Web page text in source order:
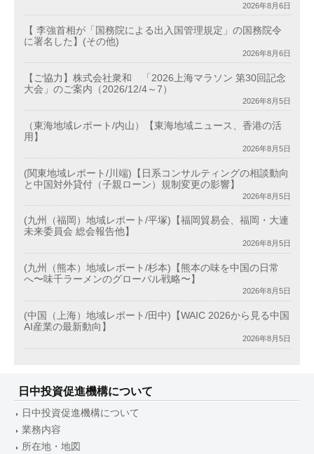
2026年8月6日
【 李強首相が「国務院による出入国管理規定」の国務院令
に署名した】(その他)
2026年8月6日
【ご協力】株式会社衆和 「2026上海マラソン 第30回記念
大会」のご案内（2026/12/4～7）
2026年8月5日
（東海地域レポート/内山）【東海地域ニュース、香港の活
用】
2026年8月5日
(関東地域レポート/川端)【日系コンサルティングの相談動向
と中国対外貸付（子親ローン）規制変更の影響】
2026年8月5日
(九州（福岡）地域レポート/平塚)【福岡貿易会、福岡・大連
未来委員会 総会報告他】
2026年8月5日
(九州（熊本）地域レポート/杉本)【熊本の味を中国の日常
へ〜味千ラーメンのグローバル戦略〜】
2026年8月5日
(中国（上海）地域レポート/田中)【WAIC 2026から見る中国
AI産業の最新動向】
2026年8月5日
日中投資促進機構について
日中投資促進機構について
業務内容
所在地・地図